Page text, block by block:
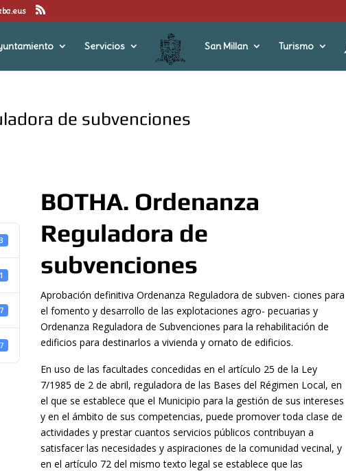
Servicios San Millan Turismo
de subvenciones
1
BOTHA. Ordenanza
Reguladora de
subvenciones
Aprobación definitiva Ordenanza Reguladora de subven- ciones para
el fomento y desarrollo de las explotaciones agro- pecuarias y
Ordenanza Reguladora de Subvenciones para la rehabilitación de
edificios para destinarlos a vivienda y ornato de edificios.
En uso de las facultades concedidas en el artículo 25 de la Ley
7/1985 de 2 de abril, reguladora de las Bases del Régimen Local, en
el que se establece que el Municipio para la gestión de sus intereses
y en el ámbito de sus competencias, puede promover toda clase de
actividades y prestar cuantos servicios públicos contribuyan a
satisfacer las necesidades y aspiraciones de la comunidad vecinal, y
en el artículo 72 del mismo texto legal se establece que las